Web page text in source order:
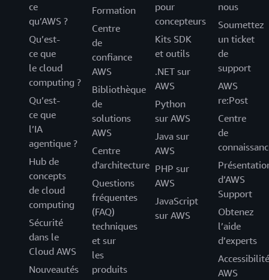
ce
qu’AWS ?
Qu’est-
ce que
le cloud
computing ?
Qu’est-
ce que
l’IA
agentique ?
Hub de
concepts
de cloud
computing
Sécurité
dans le
Cloud AWS
Nouveautés
Formation
Centre
de
confiance
AWS
Bibliothèque
de
solutions
AWS
Centre
d'architecture
Questions
fréquentes
(FAQ)
techniques
et sur
les
produits
pour
concepteurs
Kits SDK
et outils
.NET sur
AWS
Python
sur AWS
Java sur
AWS
PHP sur
AWS
JavaScript
sur AWS
nous
Soumettez
un ticket
de
support
AWS
re:Post
Centre
de
d’AWS
Support
Obtenez
l’aide
d’experts
Accessibilité
AWS